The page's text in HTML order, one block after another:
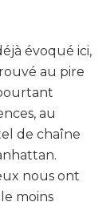
évoqué ici,
au pire
au
de chaîne
nous ont
moins